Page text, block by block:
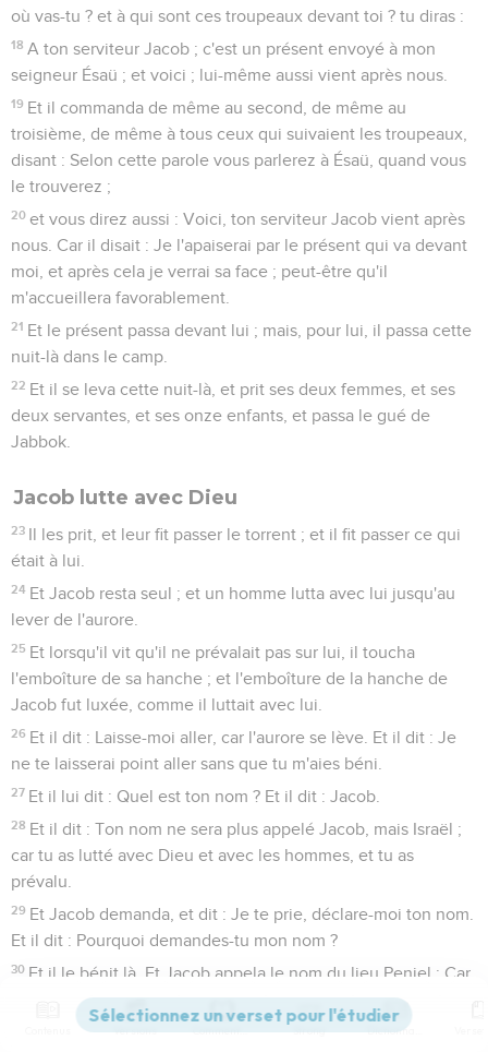
où vas-tu ? et à qui sont ces troupeaux devant toi ? tu diras :
18 A ton serviteur Jacob ; c'est un présent envoyé à mon
seigneur Ésaü ; et voici ; lui-même aussi vient après nous.
19 Et il commanda de même au second, de même au
troisième, de même à tous ceux qui suivaient les troupeaux,
disant : Selon cette parole vous parlerez à Ésaü, quand vous
le trouverez ;
20 et vous direz aussi : Voici, ton serviteur Jacob vient après
nous. Car il disait : Je l'apaiserai par le présent qui va devant
moi, et après cela je verrai sa face ; peut-être qu'il
m'accueillera favorablement.
21 Et le présent passa devant lui ; mais, pour lui, il passa cette
nuit-là dans le camp.
22 Et il se leva cette nuit-là, et prit ses deux femmes, et ses
deux servantes, et ses onze enfants, et passa le gué de
Jabbok.
Jacob lutte avec Dieu
23 Il les prit, et leur fit passer le torrent ; et il fit passer ce qui
était à lui.
24 Et Jacob resta seul ; et un homme lutta avec lui jusqu'au
lever de l'aurore.
25 Et lorsqu'il vit qu'il ne prévalait pas sur lui, il toucha
l'emboîture de sa hanche ; et l'emboîture de la hanche de
Jacob fut luxée, comme il luttait avec lui.
26 Et il dit : Laisse-moi aller, car l'aurore se lève. Et il dit : Je
ne te laisserai point aller sans que tu m'aies béni.
27 Et il lui dit : Quel est ton nom ? Et il dit : Jacob.
28 Et il dit : Ton nom ne sera plus appelé Jacob, mais Israël ;
car tu as lutté avec Dieu et avec les hommes, et tu as
prévalu.
29 Et Jacob demanda, et dit : Je te prie, déclare-moi ton nom.
Et il dit : Pourquoi demandes-tu mon nom ?
30 Et il le bénit là. Et Jacob appela le nom du lieu Peniel : Car
j'ai vu Dieu face à face, et mon âme a été délivrée.
Et le soleil se levait sur lui comme il passait Peniel ; et il
Versions Commentaires Strong